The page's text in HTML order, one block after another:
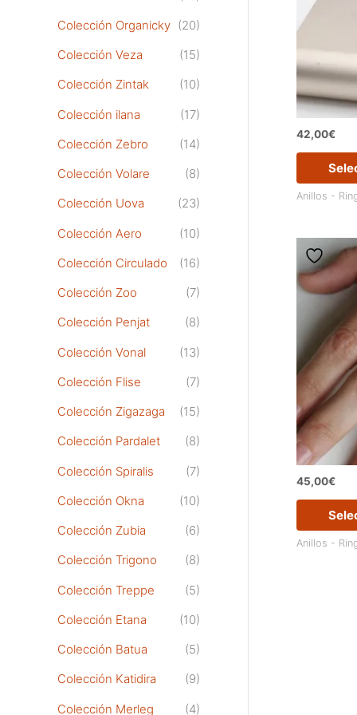
Colección Organicky (20)
Colección Veza
(15)
Colección Zintak
(10)
Colección ilana
(17)
Colección Zebro
(14)
Colección Volare
(8)
Colección Uova
(23)
Colección Aero
(10)
Colección Circulado
(16)
Colección Zoo
(7)
Colección Penjat
(8)
Colección Vonal
(13)
Colección Flise
(7)
Colección Zigazaga
(15)
Colección Pardalet
(8)
Colección Spiralis
(7)
Colección Okna
(10)
Colección Zubia
(6)
Colección Trigono
(8)
Colección Treppe
(5)
Colección Etana
(10)
Colección Batua
(5)
Colección Katidira
(9)
Colección Merleg
(4)
42,00€
Anillos -
45,00€
Anillos -